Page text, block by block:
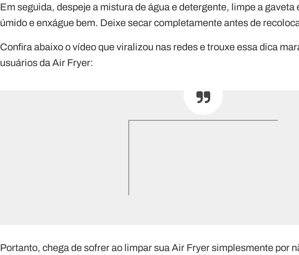
Em seguida, despeje a mistura de água e detergente, limpe a gaveta
úmido e enxágue bem. Deixe secar completamente antes de
Confira abaixo o vídeo que viralizou nas redes e trouxe essa dica
usuários da Air Fryer:
Portanto, chega de sofrer ao limpar sua Air Fryer simplesmente por